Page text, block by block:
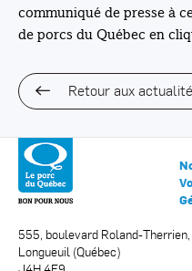
communiqué de presse à
de porcs du Québec en
Retour aux
555, boulevard Roland-
Longueuil (Québec)